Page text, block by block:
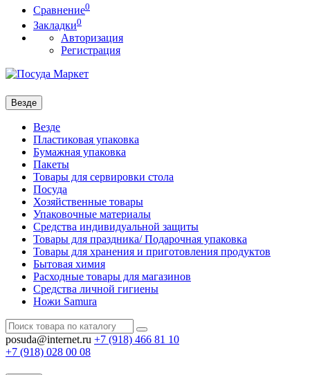
Сравнение0
Закладки0
Авторизация
Регистрация
Везде
Везде
Пластиковая упаковка
Бумажная упаковка
Пакеты
Товары для сервировки стола
Посуда
Хозяйственные товары
Упаковочные материалы
Средства индивидуальной защиты
Товары для праздника/ Подарочная упаковка
Товары для хранения и приготовления продуктов
Бытовая химия
Расходные товары для магазинов
Средства личной гигиены
Ножи Samura
posuda@internet.ru +7 (918) 466 81 10
+7 (918) 028 00 08